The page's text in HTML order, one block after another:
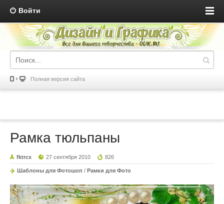
Войти
Полная версия сайта
Рамка тюльпаны
fktrcx 27 сентября 2010 826
Шаблоны для Фотошоп / Рамки для Фото